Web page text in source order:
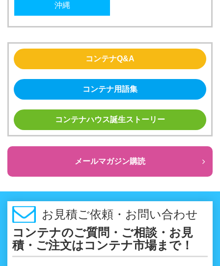
沖縄
コンテナQ&A
コンテナ用語集
コンテナハウス誕生ストーリー
メールマガジン購読
お見積ご依頼・お問い合わせ
コンテナのご質問・ご相談・お見
積・ご注文はコンテナ市場まで！